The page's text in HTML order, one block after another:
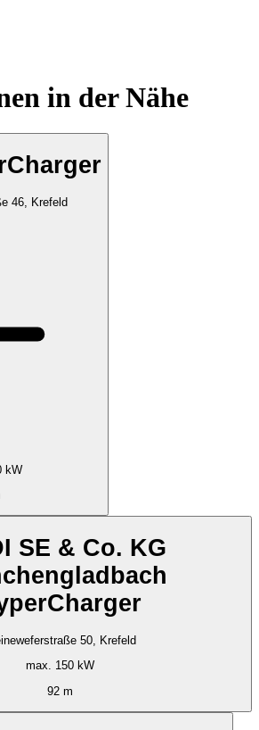
in der Nähe
46, Krefeld
kW
SE & Co. KG
50, Krefeld
max. 150 kW
92 m